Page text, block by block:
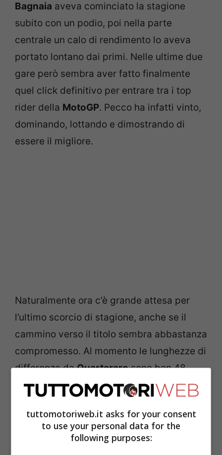
Bagnaia aveva cominciato la stagione
subito con un podio, poi nella parte
centrale un calo di rendimento lo aveva
portato lontano dai primi. Nelle ultime due
gare però sembra aver fatto finalmente
quel click definitivo per entrare tra i top
rider della MotoGP. Pecco ha infatti vinto,
dominando, lottando e dimostrando di
essere il migliore.
Naturalmente ora c’è grande attesa per
l’ultimo scorcio di stagione, anche se il
cammino verso il titolo sembra abbastanza
compromesso. Al momento le lunghezze di
differenza daQuartararosono ben 48.
Probabilmente però Pecco sarebbe
all’ultima gara. Per fare ciò però dovrà
cercare di chiudere quantomeno sempre a
tuttomotoriweb.it asks for your consent
to use your personal data for the
following purposes: